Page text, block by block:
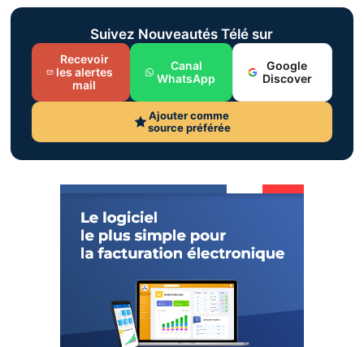
Suivez Nouveautés Télé sur
Recevoir
les alertes
mail
Canal
WhatsApp
Google
Discover
Ajouter comme
source préférée